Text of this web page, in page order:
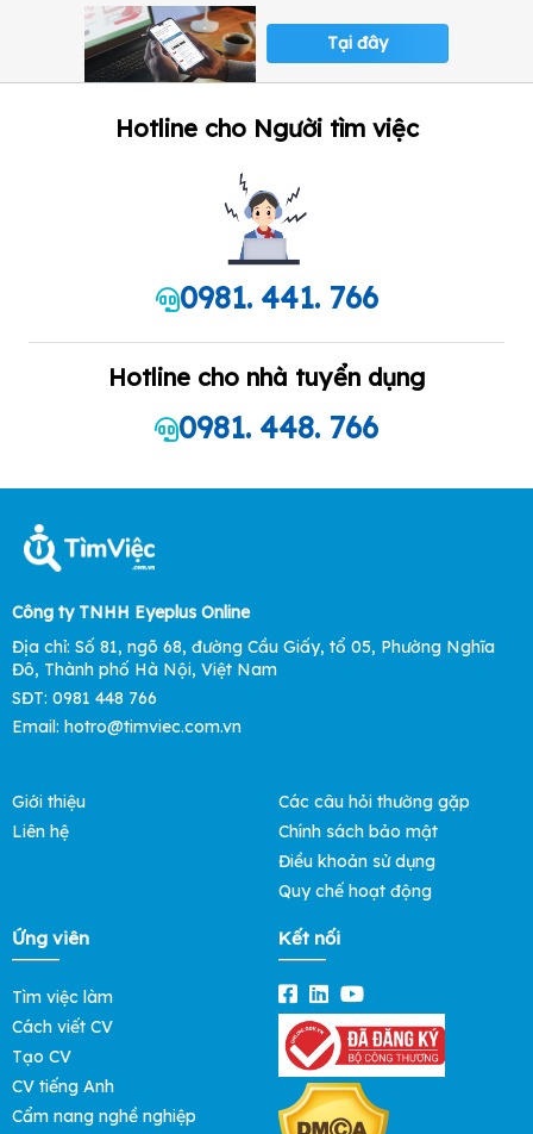
Tại đây
Hotline cho Người tìm việc
0981. 441. 766
Hotline cho nhà tuyển dụng
0981. 448. 766
Công ty TNHH Eyeplus Online
Địa chỉ: Số 81, ngõ 68, đường Cầu Giấy, tổ 05, Phường Nghĩa
Đô, Thành phố Hà Nội, Việt Nam
SĐT: 0981 448 766
Email: hotro@timviec.com.vn
Giới thiệu
Liên hệ
Các câu hỏi thường gặp
Chính sách bảo mật
Điều khoản sử dụng
Quy chế hoạt động
Ứng viên
Tìm việc làm
Cách viết CV
Tạo CV
CV tiếng Anh
Cẩm nang nghề nghiệp
Kết nối